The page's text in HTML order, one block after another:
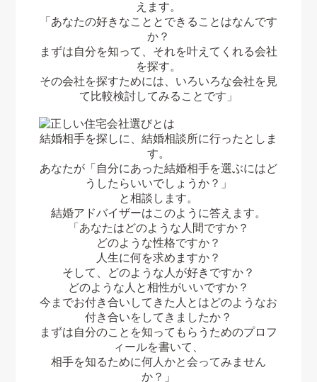
えます。
「あなたの好きなこととできることはなんです
か？
まずは自分を知って、それを叶えてくれる会社
を探す。
その会社を探すためには、いろいろな会社を見
て比較検討してみることです」
結婚相手を探しに、結婚相談所に行ったとしま
す。
あなたが「自分にあった結婚相手を選ぶにはど
うしたらいいでしょうか？」
と相談します。
結婚アドバイザーはこのように答えます。
「あなたはどのような人間ですか？
どのような性格ですか？
人生に何を求めますか？
そして、どのような人が好きですか？
どのような人と相性がいいですか？
今までお付き合いしてきた人とはどのようなお
付き合いをしてきましたか？
まずは自分のことを知ってもらうためのプロフ
ィールを書いて、
相手を知るために何人かと会ってみません
か？」